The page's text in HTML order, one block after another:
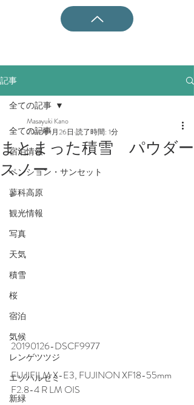
記事
全ての記事
宿泊情報
ペンション・サンセット
蓼科高原
観光情報
写真
天気
積雪
桜
宿泊
気候
レンゲツツジ
エゾハルゼミ
新緑
全ての記事
まとまった積雪 パウダー
スノー
Masayuki Kano
2019年1月26日 読了時間: 1分
20190126-DSCF9977
FUJIFILM X-E3, FUJINON XF18-55mm
F2.8-4 R LM OIS